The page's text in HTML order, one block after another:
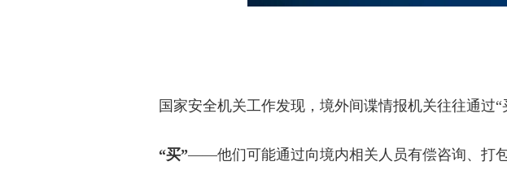
国家安全机关工作发现，境外间谍情报机关往往通过“
“买”——他们可能通过向境内相关人员有偿咨询、打